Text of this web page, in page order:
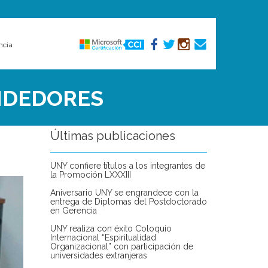
Últimas publicaciones
UNY confiere títulos a los integrantes de
la Promoción LXXXIII
Aniversario UNY se engrandece con la
entrega de Diplomas del Postdoctorado
en Gerencia
UNY realiza con éxito Coloquio
Internacional “Espiritualidad
Organizacional” con participación de
universidades extranjeras